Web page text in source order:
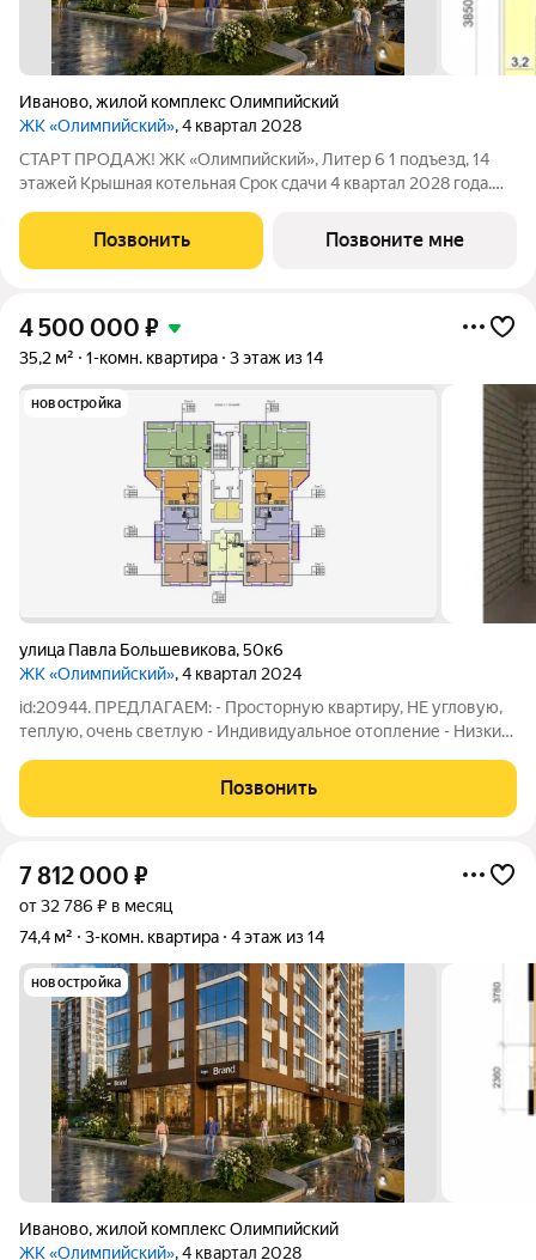
Иваново,жилой комплекс Олимпийский
ЖК «Олимпийский», 4 квартал 2028
СТАРТ ПРОДАЖ! ЖК «Олимпийский», Литер 6 1 подъезд, 14
этажей Крышная котельная Срок сдачи 4 квартал 2028 года.
планировка? Звоните или пишите, чтобы узнать все
подробности. Больше планировок в
Позвонить Позвоните мне
4 500 000 ₽
35,2 м² 1-комн. квартира 3 этаж из 14
новостройка
улица Павла Большевикова,50к6
ЖК «Олимпийский», 4 квартал 2024
id:20944. ПРЕДЛАГАЕМ: - Просторную квартиру, НЕ угловую,
теплую, очень светлую - Индивидуальное отопление - Низкие
общая площадь 35.2 кв м - Окна ПВХ - Совмещенный санузел -
Просторная,
Позвонить
7 812 000 ₽
от 32 786 ₽ в месяц
74,4 м²
3-комн. квартира 4 этаж из 14
новостройка
Иваново,жилой комплекс Олимпийский
ЖК «Олимпийский», 4 квартал 2028